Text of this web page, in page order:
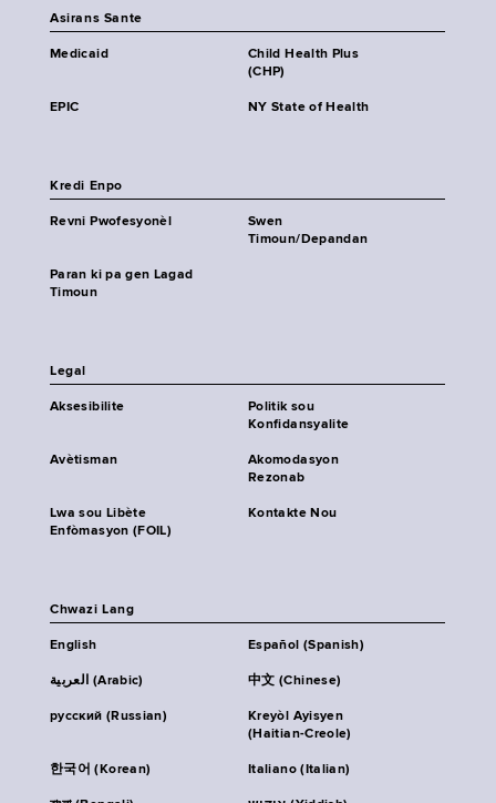
Asirans Sante
Medicaid
Child Health Plus
(CHP)
EPIC NY State of Health
Kredi Enpo
Revni Pwofesyonèl
Swen
Timoun/Depandan
Paran ki pa gen Lagad
Timoun
Legal
Aksesibilite
Politik sou
Konfidansyalite
Avètisman
Akomodasyon
Rezonab
Lwa sou Libète
Enfòmasyon (FOIL)
Kontakte Nou
Chwazi Lang
English Español (Spanish)
العربية (Arabic) 中文 (Chinese)
русский (Russian)
Kreyòl Ayisyen
(Haitian-Creole)
한국어 (Korean) Italiano (Italian)